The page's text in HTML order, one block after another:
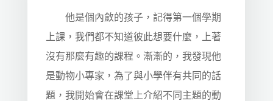
他是個內斂的孩子，記得第一個學期
上課，我們都不知道彼此想要什麼，上著
沒有那麼有趣的課程。漸漸的，我發現他
是動物小專家，為了與小學伴有共同的話
題，我開始會在課堂上介紹不同主題的動